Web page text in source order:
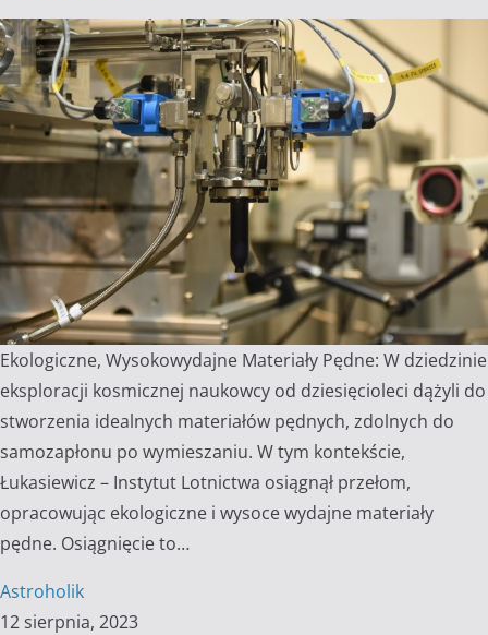
Ekologiczne, Wysokowydajne Materiały Pędne: W dziedzinie
eksploracji kosmicznej naukowcy od dziesięcioleci dążyli do
stworzenia idealnych materiałów pędnych, zdolnych do
samozapłonu po wymieszaniu. W tym kontekście,
Łukasiewicz – Instytut Lotnictwa osiągnął przełom,
opracowując ekologiczne i wysoce wydajne materiały
pędne. Osiągnięcie to…
Astroholik
12 sierpnia, 2023